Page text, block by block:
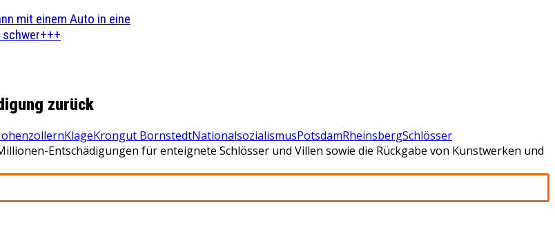
mit einem Auto in eine
zurück
KlageKrongut BornstedtNationalsozialismusPotsdamRheinsbergSchlösser
Entschädigungen für enteignete Schlösser und Villen sowie die Rückgabe von Kunstwerken und